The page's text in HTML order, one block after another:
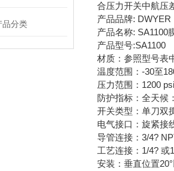
品分类
合压力开关中航压
产品品牌: DWYER
产品名称: SA1100
产品型号:SA1100
材质：参照型号表
温度范围：-30至
压力范围：1200
防护指标：全天候
开关类型：单刀双
电气接口：旋紧接
导管连接：3/4?
工艺连接：1/4? 或
安装：垂直位置